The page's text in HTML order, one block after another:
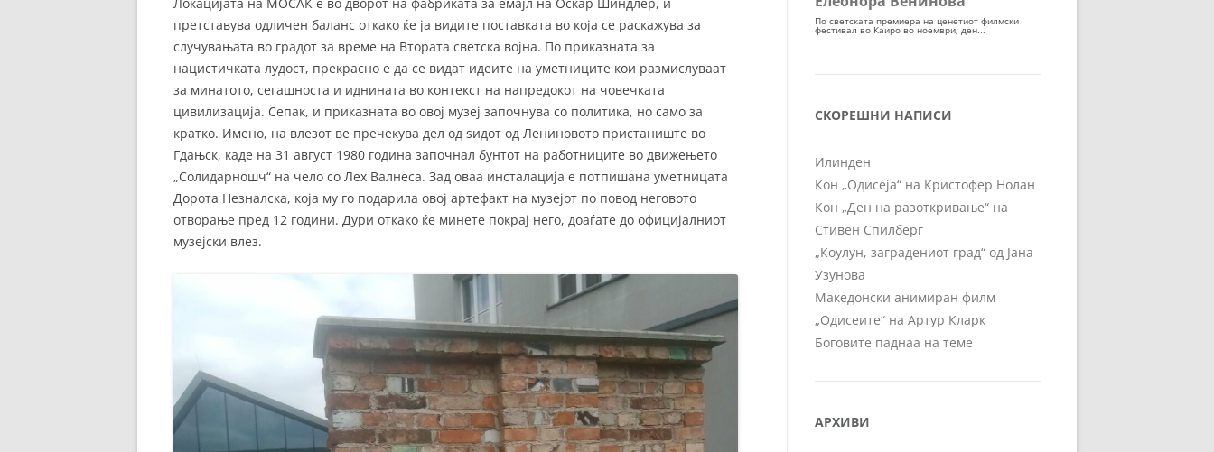
претставува одличен баланс откако ќе ја видите поставката во која се раскажува за
случувањата во градот за време на Втората светска војна. По приказната за
нацистичката лудост, прекрасно е да се видат идеите на уметниците кои размислуваат
за минатото, сегашноста и иднината во контекст на напредокот на човечката
цивилизација. Сепак, и приказната во овој музеј започнува со политика, но само за
кратко. Имено, на влезот ве пречекува дел од ѕидот од Лениновото пристаниште во
Гдањск, каде на 31 август 1980 година започнал бунтот на работниците во движењето
„Солидарношч“ на чело со Лех Валнеса. Зад оваа инсталација е потпишана уметницата
Дорота Незналска, која му го подарила овој артефакт на музејот по повод неговото
отворање пред 12 години. Дури откако ќе минете покрај него, доаѓате до официјалниот
музејски влез.
СКОРЕШНИ НАПИСИ
Илинден
Кон „Одисеја“ на Кристофер Нолан
Кон „Ден на разоткривање“ на
Стивен Спилберг
„Коулун, заградениот град“ од Јана
Узунова
Македонски анимиран филм
„Одисеите“ на Артур Кларк
Боговите паднаа на теме
АРХИВИ